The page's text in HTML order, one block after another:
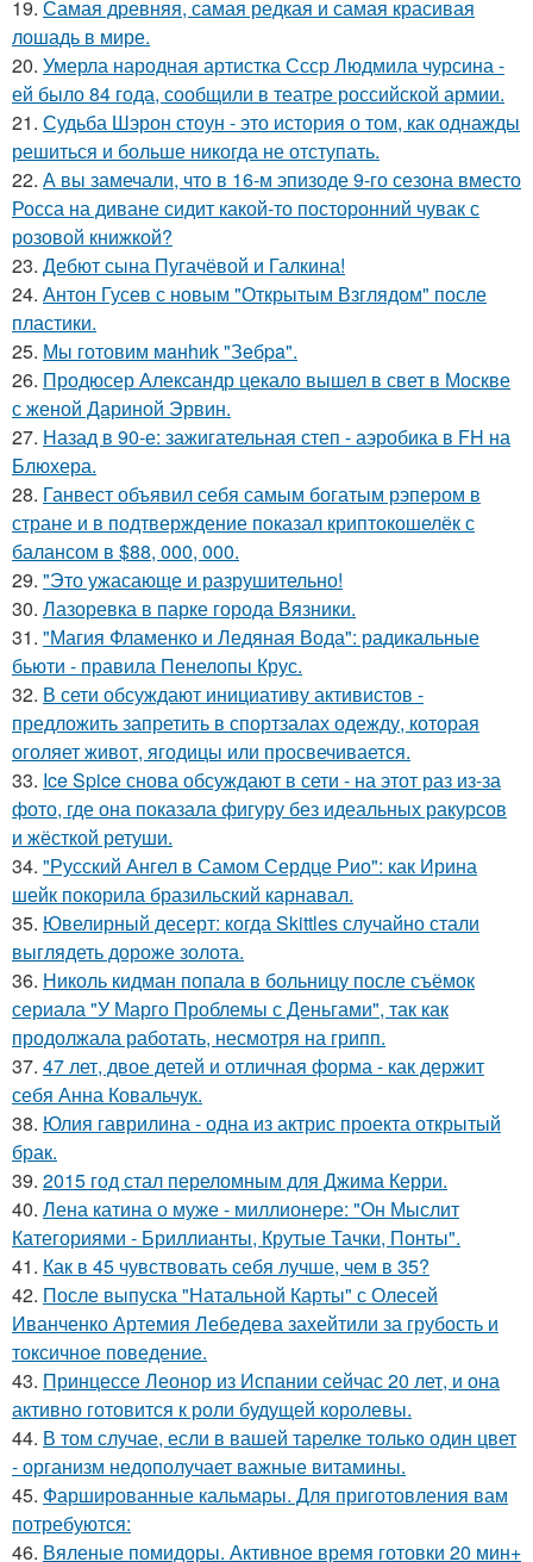
19. Самая древняя, самая редкая и самая красивая
лошадь в мире.
20. Умерла народная артистка Ссср Людмила чурсина -
ей было 84 года, сообщили в театре российской армии.
21. Судьба Шэрон стоун - это история о том, как однажды
решиться и больше никогда не отступать.
22. А вы замечали, что в 16-м эпизоде 9-го сезона вместо
Росса на диване сидит какой-то посторонний чувак с
розовой книжкой?
23. Дебют сына Пугачёвой и Галкина!
24. Антон Гусев с новым "Открытым Взглядом" после
пластики.
25. Мы готовим мaнhиk "Зeбpa".
26. Продюсер Александр цекало вышел в свет в Москве
с женой Дариной Эрвин.
27. Назад в 90-е: зажигательная степ - аэробика в FH на
Блюхера.
28. Ганвест объявил себя самым богатым рэпером в
стране и в подтверждение показал криптокошелёк с
балансом в $88, 000, 000.
29. "Это ужасающе и разрушительно!
30. Лазоревка в парке города Вязники.
31. "Магия Фламенко и Ледяная Вода": радикальные
бьюти - правила Пенелопы Крус.
32. В сети обсуждают инициативу активистов -
предложить запретить в спортзалах одежду, которая
оголяет живот, ягодицы или просвечивается.
33. Ice Spice снова обсуждают в сети - на этот раз из-за
фото, где она показала фигуру без идеальных ракурсов
и жёсткой ретуши.
34. "Русский Ангел в Самом Сердце Рио": как Ирина
шейк покорила бразильский карнавал.
35. Ювелирный десерт: когда Skittles случайно стали
выглядеть дороже золота.
36. Николь кидман попала в больницу после съёмок
сериала "У Марго Проблемы с Деньгами", так как
продолжала работать, несмотря на грипп.
37. 47 лет, двое детей и отличная форма - как держит
себя Анна Ковальчук.
38. Юлия гаврилина - одна из актрис проекта открытый
брак.
39. 2015 год стал переломным для Джима Керри.
40. Лена катина о муже - миллионере: "Он Мыслит
Категориями - Бриллианты, Крутые Тачки, Понты".
41. Как в 45 чувствовать себя лучше, чем в 35?
42. После выпуска "Натальной Карты" с Олесей
Иванченко Артемия Лебедева захейтили за грубость и
токсичное поведение.
43. Принцессе Леонор из Испании сейчас 20 лет, и она
активно готовится к роли будущей королевы.
44. В том случае, если в вашей тарелке только один цвет
- организм недополучает важные витамины.
45. Фаршированные кальмары. Для приготовления вам
потребуются:
46. Вяленые помидоры. Активное время готовки 20 мин+